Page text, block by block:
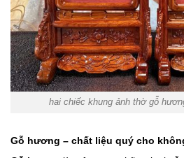
hai chiếc khung ảnh thờ gỗ
Gỗ hương – chất liệu quý cho